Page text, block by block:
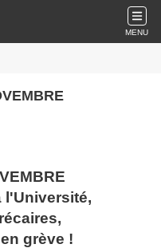
MENU
l'Université,
grève !